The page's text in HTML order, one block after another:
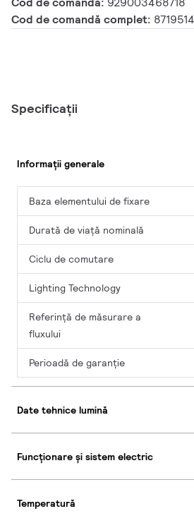
Cod de comandă complet:
Specificații
Informații generale
Baza elementului de fixare
Durată de viață nominală
Ciclu de comutare
Lighting Technology
Referință de măsurare a
fluxului
Perioadă de garanţie
Date tehnice lumină
Funcționare și sistem electric
Temperatură